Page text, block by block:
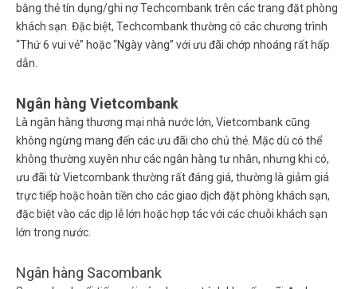
bằng thẻ tín dụng/ghi nợ Techcombank trên các trang đặt phòng
khách sạn. Đặc biệt, Techcombank thường có các chương trình
“Thứ 6 vui vẻ” hoặc “Ngày vàng” với ưu đãi chớp nhoáng rất hấp
dẫn.
Ngân hàng Vietcombank
Là ngân hàng thương mại nhà nước lớn, Vietcombank cũng
không ngừng mang đến các ưu đãi cho chủ thẻ. Mặc dù có thể
không thường xuyên như các ngân hàng tư nhân, nhưng khi có,
ưu đãi từ Vietcombank thường rất đáng giá, thường là giảm giá
trực tiếp hoặc hoàn tiền cho các giao dịch đặt phòng khách sạn,
đặc biệt vào các dịp lễ lớn hoặc hợp tác với các chuỗi khách sạn
lớn trong nước.
Ngân hàng Sacombank